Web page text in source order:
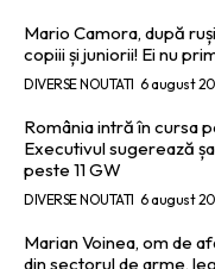
Mario Camora, după
copiii și juniorii! Ei nu
DIVERSE NOUTATI 6 august
România intră în cursa
Executivul sugerează
peste 11 GW
DIVERSE NOUTATI 6 august
Marian Voinea, om de
din sectorul de arme,